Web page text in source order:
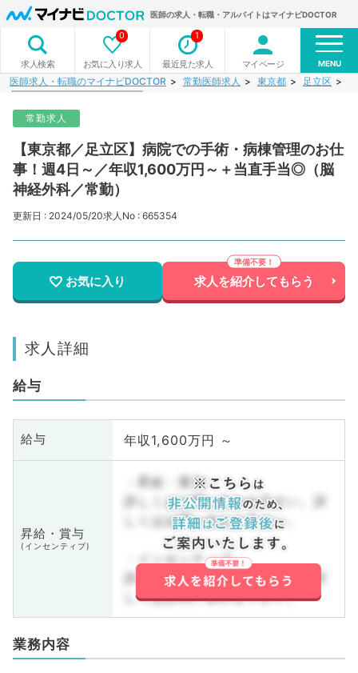
医師の求人・転職・アルバイトはマイナビDOCTOR
求人検索 お気に入り求人
0
最近見た求人
1
マイページ MENU
医師求人・転職のマイナビDOCTOR 常勤医師求人 東京都 足立区
常勤求人
【東京都／足立区】病院での手術・病棟管理のお仕
事！週4日～／年収1,600万円～＋当直手当◎（脳
神経外科／常勤）
更新日 : 2024/05/20求人No : 665354
お気に入り 求人を紹介してもらう
求人詳細
給与
給与 年収1,600万円 ～
昇給・賞与
(インセンティブ)
・昇給・賞与
詳しくはお問い合わせ下さい。詳
しくはお問い合わせ下さい。
・インセンティブ
詳しくはお問い合わせ下さい。詳
しくはお問い合わせ下さい。
業務内容